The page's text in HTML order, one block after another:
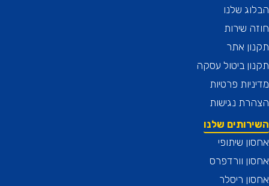
שלנו
שירות
אתר
ביטול עסקה
פרטיות
נגישות
שלנו
שיתופי
וורדפרס
ריסלר